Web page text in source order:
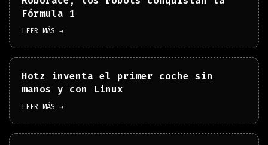
Fórmula 1
LEER MÁS →
Hotz inventa el primer coche sin
manos y con Linux
LEER MÁS →